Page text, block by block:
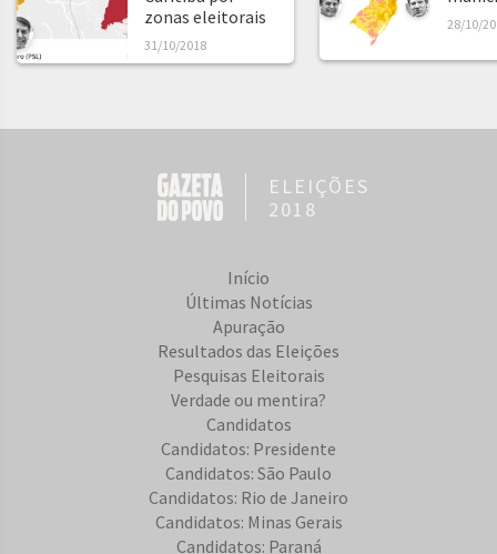
zonas eleitorais
31/10/2018
28/10/
ELEIÇÕES
2018
Início
Últimas Notícias
Apuração
Resultados das Eleições
Pesquisas Eleitorais
Verdade ou mentira?
Candidatos
Candidatos: Presidente
Candidatos: São Paulo
Candidatos: Rio de Janeiro
Candidatos: Minas Gerais
Candidatos: Paraná